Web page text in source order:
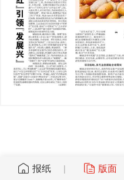
报纸 | 版面